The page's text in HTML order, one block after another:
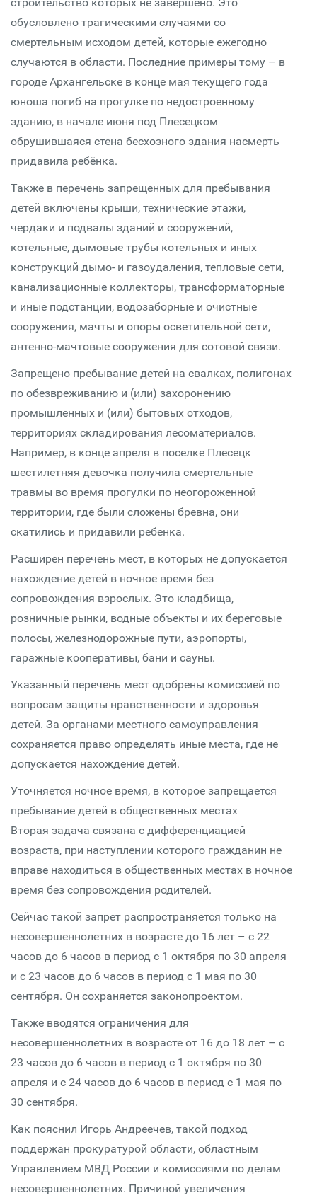
обусловлено трагическими случаями со
смертельным исходом детей, которые ежегодно
случаются в области. Последние примеры тому – в
городе Архангельске в конце мая текущего года
юноша погиб на прогулке по недостроенному
зданию, в начале июня под Плесецком
обрушившаяся стена бесхозного здания насмерть
придавила ребёнка.
Также в перечень запрещенных для пребывания
детей включены крыши, технические этажи,
чердаки и подвалы зданий и сооружений,
котельные, дымовые трубы котельных и иных
конструкций дымо- и газоудаления, тепловые сети,
канализационные коллекторы, трансформаторные
и иные подстанции, водозаборные и очистные
сооружения, мачты и опоры осветительной сети,
антенно-мачтовые сооружения для сотовой связи.
Запрещено пребывание детей на свалках, полигонах
по обезвреживанию и (или) захоронению
промышленных и (или) бытовых отходов,
территориях складирования лесоматериалов.
Например, в конце апреля в поселке Плесецк
шестилетняя девочка получила смертельные
травмы во время прогулки по неогороженной
территории, где были сложены бревна, они
скатились и придавили ребенка.
Расширен перечень мест, в которых не допускается
нахождение детей в ночное время без
сопровождения взрослых. Это кладбища,
розничные рынки, водные объекты и их береговые
полосы, железнодорожные пути, аэропорты,
гаражные кооперативы, бани и сауны.
Указанный перечень мест одобрены комиссией по
вопросам защиты нравственности и здоровья
детей. За органами местного самоуправления
сохраняется право определять иные места, где не
допускается нахождение детей.
Уточняется ночное время, в которое запрещается
пребывание детей в общественных местах
Вторая задача связана с дифференциацией
возраста, при наступлении которого гражданин не
вправе находиться в общественных местах в ночное
время без сопровождения родителей.
Сейчас такой запрет распространяется только на
несовершеннолетних в возрасте до 16 лет – с 22
часов до 6 часов в период с 1 октября по 30 апреля
и с 23 часов до 6 часов в период с 1 мая по 30
сентября. Он сохраняется законопроектом.
Также вводятся ограничения для
несовершеннолетних в возрасте от 16 до 18 лет – с
23 часов до 6 часов в период с 1 октября по 30
апреля и с 24 часов до 6 часов в период с 1 мая по
30 сентября.
Как пояснил Игорь Андреечев, такой подход
поддержан прокуратурой области, областным
Управлением МВД России и комиссиями по делам
несовершеннолетних. Причиной увеличения